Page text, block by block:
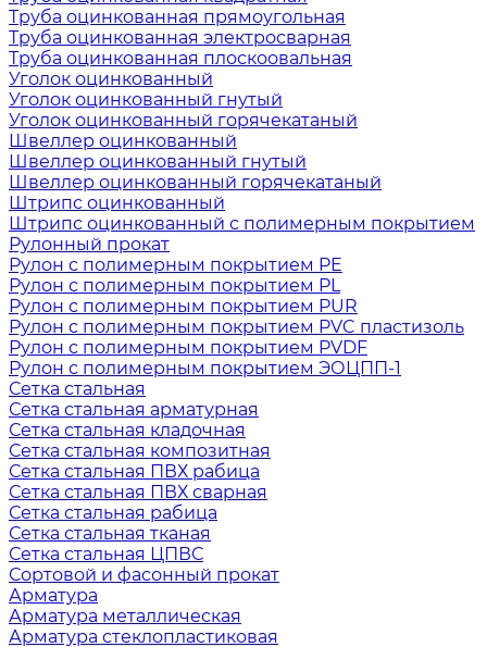
Труба оцинкованная прямоугольная
Труба оцинкованная электросварная
Труба оцинкованная плоскоовальная
Уголок оцинкованный
Уголок оцинкованный гнутый
Уголок оцинкованный горячекатаный
Швеллер оцинкованный
Швеллер оцинкованный гнутый
Швеллер оцинкованный горячекатаный
Штрипс оцинкованный
Штрипс оцинкованный с полимерным покрытием
Рулонный прокат
Рулон с полимерным покрытием PE
Рулон с полимерным покрытием PL
Рулон с полимерным покрытием PUR
Рулон с полимерным покрытием PVC пластизоль
Рулон с полимерным покрытием PVDF
Рулон с полимерным покрытием ЭОЦПП-1
Сетка стальная
Сетка стальная арматурная
Сетка стальная кладочная
Сетка стальная композитная
Сетка стальная ПВХ рабица
Сетка стальная ПВХ сварная
Сетка стальная рабица
Сетка стальная тканая
Сетка стальная ЦПВС
Сортовой и фасонный прокат
Арматура
Арматура металлическая
Арматура стеклопластиковая